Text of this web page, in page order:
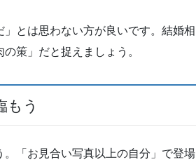
とは思わない方が良いです。結婚相
策」だと捉えましょう。
もう
「お見合い写真以上の自分」で登場